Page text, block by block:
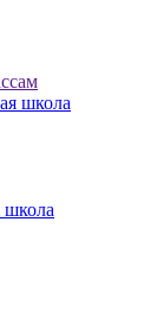
школа
школа